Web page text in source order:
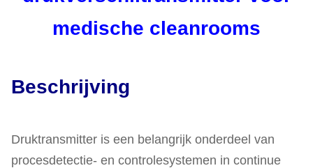
medische cleanrooms
Beschrijving
Druktransmitter is een belangrijk onderdeel van
procesdetectie- en controlesystemen in continue